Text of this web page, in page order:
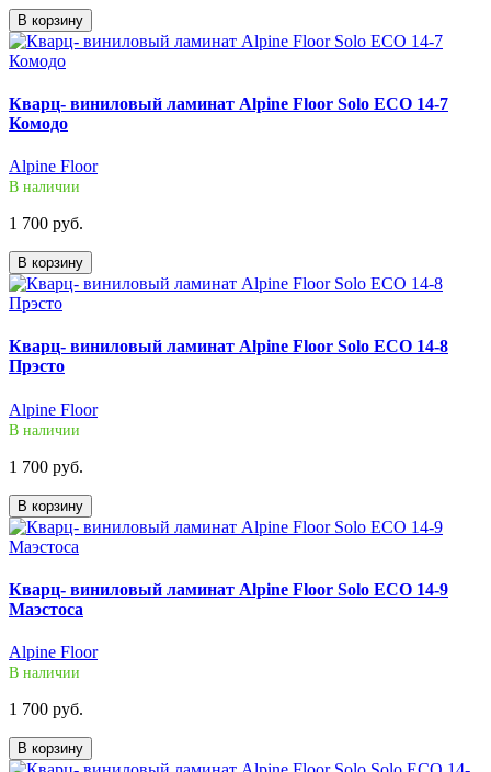
В корзину
Кварц- виниловый ламинат Alpine Floor Solo ECO 14-7
Комодо
Alpine Floor
В наличии
1 700 руб.
В корзину
Кварц- виниловый ламинат Alpine Floor Solo ECO 14-8
Прэсто
Alpine Floor
В наличии
1 700 руб.
В корзину
Кварц- виниловый ламинат Alpine Floor Solo ECO 14-9
Маэстоса
Alpine Floor
В наличии
1 700 руб.
В корзину